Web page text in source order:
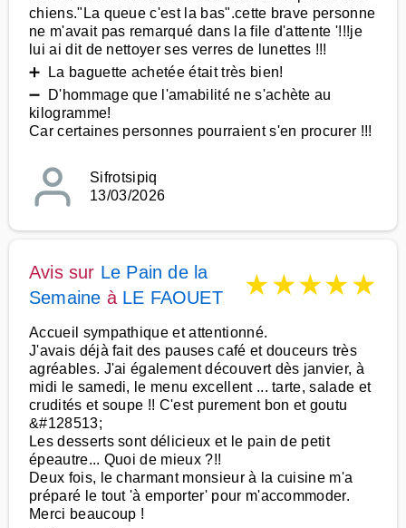
chiens."La queue c'est la bas".cette brave personne
ne m'avait pas remarqué dans la file d'attente '!!!je
lui ai dit de nettoyer ses verres de lunettes !!!
➕ La baguette achetée était très bien!
➖ D'hommage que l'amabilité ne s'achète au
kilogramme!
Car certaines personnes pourraient s'en procurer !!!
Sifrotsipiq
13/03/2026
Avis sur Le Pain de la
Semaine à LE FAOUET ★★★★★
Accueil sympathique et attentionné.
J'avais déjà fait des pauses café et douceurs très
agréables. J'ai également découvert dès janvier, à
midi le samedi, le menu excellent ... tarte, salade et
crudités et soupe !! C'est purement bon et goutu
&#128513;
Les desserts sont délicieux et le pain de petit
épeautre... Quoi de mieux ?!!
Deux fois, le charmant monsieur à la cuisine m'a
préparé le tout 'à emporter' pour m'accommoder.
Merci beaucoup !